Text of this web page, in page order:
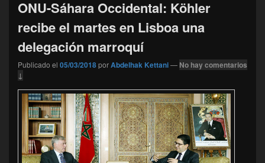
ONU-Sáhara Occidental: Köhler
recibe el martes en Lisboa una
delegación marroquí
Publicado el 05/03/2018porAbdelhak Kettani— No hay comentarios
↓